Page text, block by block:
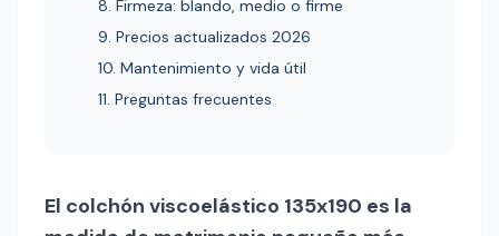
8. Firmeza: blando, medio o firme
9. Precios actualizados 2026
10. Mantenimiento y vida útil
11. Preguntas frecuentes
El colchón viscoelástico 135x190 es la